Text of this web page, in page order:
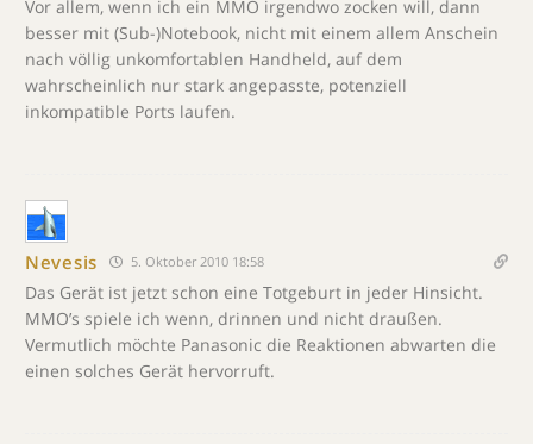
Vor allem, wenn ich ein MMO irgendwo zocken will, dann
besser mit (Sub-)Notebook, nicht mit einem allem Anschein
nach völlig unkomfortablen Handheld, auf dem
wahrscheinlich nur stark angepasste, potenziell
inkompatible Ports laufen.
Nevesis 5. Oktober 2010 18:58
Das Gerät ist jetzt schon eine Totgeburt in jeder Hinsicht.
MMO’s spiele ich wenn, drinnen und nicht draußen.
Vermutlich möchte Panasonic die Reaktionen abwarten die
einen solches Gerät hervorruft.